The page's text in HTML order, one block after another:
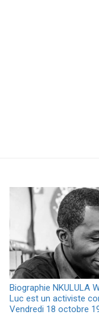
Biographie NKULULA
Luc est un activiste
Vendredi 18 octobre